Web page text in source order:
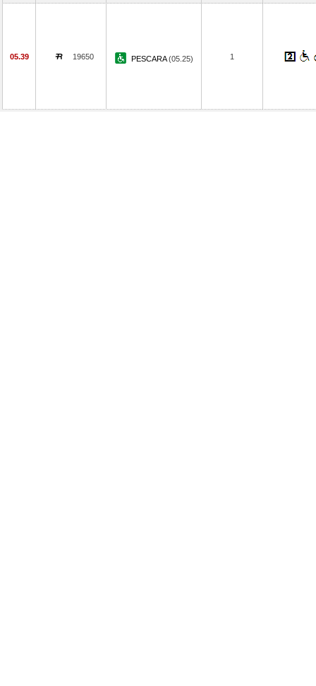
05.39 19650 PESCARA(05.25) 1